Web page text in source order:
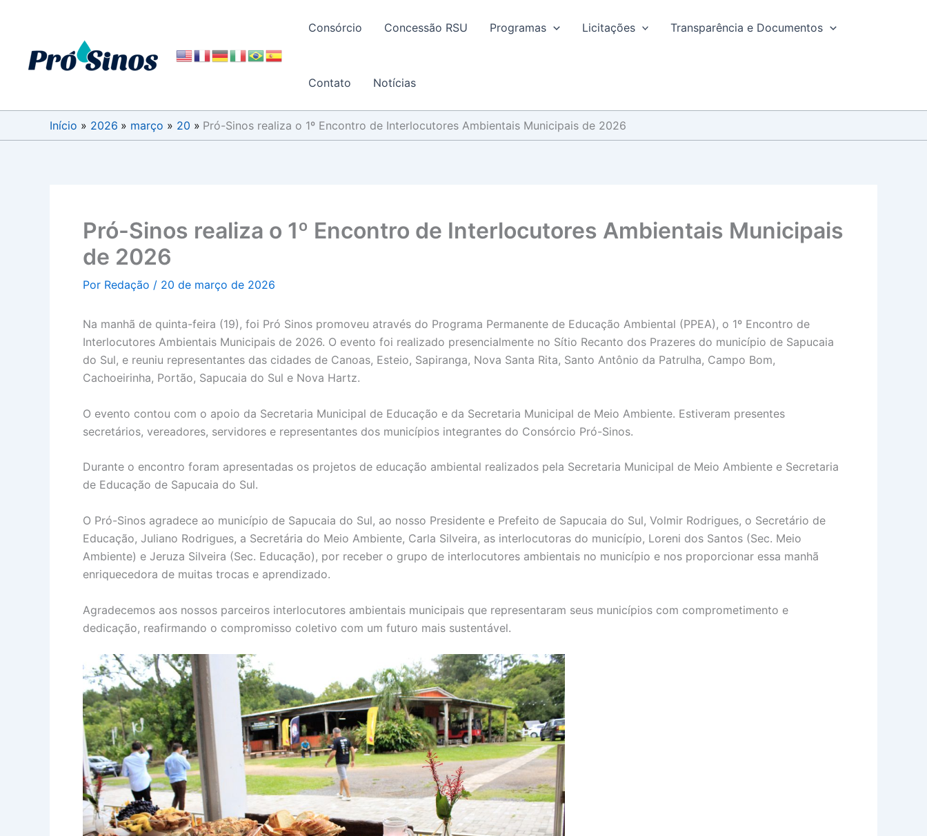
conteúdo
Consórcio Concessão RSU Programas Licitações Transparência e Documentos
Contato Notícias
Início 2026 março 20 Pró-Sinos realiza o 1º Encontro de Interlocutores Ambientais Municipais de 2026
Pró-Sinos realiza o 1º Encontro de Interlocutores Ambientais Municipais
de 2026
Por Redação / 20 de março de 2026
Na manhã de quinta-feira (19), foi Pró Sinos promoveu através do Programa Permanente de Educação Ambiental (PPEA), o 1º Encontro de
Interlocutores Ambientais Municipais de 2026. O evento foi realizado presencialmente no Sítio Recanto dos Prazeres do município de Sapucaia
do Sul, e reuniu representantes das cidades de Canoas, Esteio, Sapiranga, Nova Santa Rita, Santo Antônio da Patrulha, Campo Bom,
Cachoeirinha, Portão, Sapucaia do Sul e Nova Hartz.
O evento contou com o apoio da Secretaria Municipal de Educação e da Secretaria Municipal de Meio Ambiente. Estiveram presentes
secretários, vereadores, servidores e representantes dos municípios integrantes do Consórcio Pró-Sinos.
Durante o encontro foram apresentadas os projetos de educação ambiental realizados pela Secretaria Municipal de Meio Ambiente e Secretaria
de Educação de Sapucaia do Sul.
O Pró-Sinos agradece ao município de Sapucaia do Sul, ao nosso Presidente e Prefeito de Sapucaia do Sul, Volmir Rodrigues, o Secretário de
Educação, Juliano Rodrigues, a Secretária do Meio Ambiente, Carla Silveira, as interlocutoras do município, Loreni dos Santos (Sec. Meio
Ambiente) e Jeruza Silveira (Sec. Educação), por receber o grupo de interlocutores ambientais no município e nos proporcionar essa manhã
enriquecedora de muitas trocas e aprendizado.
Agradecemos aos nossos parceiros interlocutores ambientais municipais que representaram seus municípios com comprometimento e
dedicação, reafirmando o compromisso coletivo com um futuro mais sustentável.